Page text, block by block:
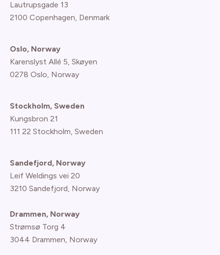
Lautrupsgade 13
2100 Copenhagen, Denmark
Oslo, Norway
Karenslyst Allé 5, Skøyen
0278 Oslo, Norway
Stockholm, Sweden
Kungsbron 21
111 22 Stockholm, Sweden
Sandefjord, Norway
Leif Weldings vei 20
3210 Sandefjord, Norway
Drammen, Norway
Strømsø Torg 4
3044 Drammen, Norway